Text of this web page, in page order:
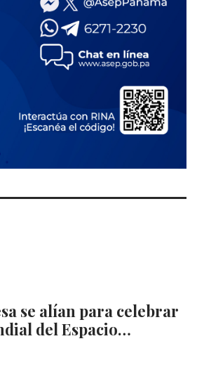
se alían para celebrar
del Espacio…